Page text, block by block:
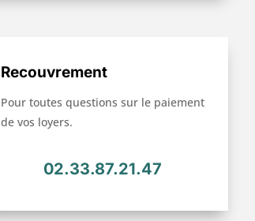
Recouvrement
Pour toutes questions sur le paiement
de vos loyers.
02.33.87.21.47